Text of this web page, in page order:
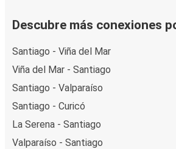
formas de pago en línea seguras,
efectivo a bordo o en un punto de
Descubre más conexiones
Santiago - Viña del Mar
Viña del Mar - Santiago
Santiago - Valparaíso
Santiago - Curicó
La Serena - Santiago
Valparaíso - Santiago